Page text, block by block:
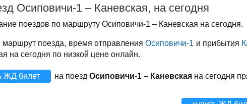
Осиповичи-1 – Каневская, на сегодня
поездов по маршруту Осиповичи-1 – Каневская на сегодня.
маршрут поезда, время отправленияОсиповичи-1 и прибытия
на сегодня по низкой цене онлайн.
ЖД билет на поезд Осиповичи-1 – Каневская на сегодня